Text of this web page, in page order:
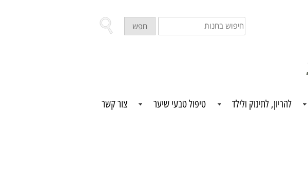
חיפוש
בחנות
חפש
להריון, לתינוק ולילד טיפול טבעי שיער צור קשר